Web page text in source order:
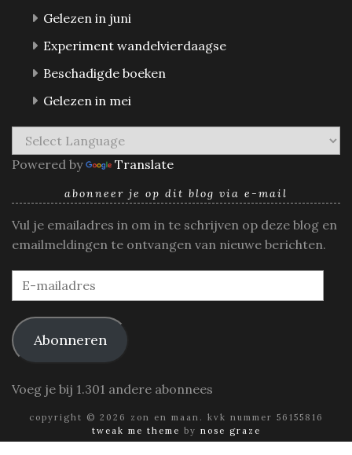
Gelezen in juni
Experiment wandelvierdaagse
Beschadigde boeken
Gelezen in mei
Powered by Translate
abonneer je op dit blog via e-mail
Vul je emailadres in om in te schrijven op deze blog en
emailmeldingen te ontvangen van nieuwe berichten.
E-
mailadres
Abonneren
Voeg je bij 1.301 andere abonnees
copyright © 2026 zon en maan. kvk nummer 56155816
tweak me theme by nose graze